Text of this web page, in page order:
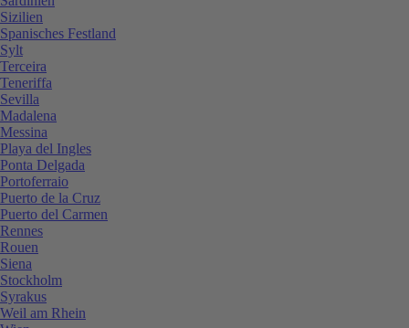
Sizilien
Spanisches Festland
Sylt
Terceira
Teneriffa
Sevilla
Madalena
Messina
Playa del Ingles
Ponta Delgada
Portoferraio
Puerto de la Cruz
Puerto del Carmen
Rennes
Rouen
Siena
Stockholm
Syrakus
Weil am Rhein